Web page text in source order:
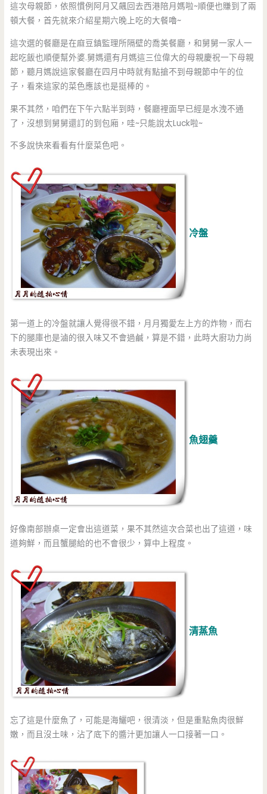
這次母親節，依照慣例阿月又飆回去西港陪月媽啦~順便也賺到了兩
頓大餐，首先就來介紹星期六晚上吃的大餐嚕~
這次選的餐廳是在麻豆鎮監理所隔壁的喬美餐廳，和舅舅一家人一
起吃飯也順便幫外婆.舅媽還有月媽這三位偉大的母親慶祝一下母親
節，聽月媽說這家餐廳在四月中時就有點搶不到母親節中午的位
子，看來這家的菜色應該也是挺棒的。
果不其然，咱們在下午六點半到時，餐廳裡面早已經是水洩不通
了，沒想到舅舅還訂的到包廂，哇~只能說太Luck啦~
不多說快來看看有什麼菜色吧。
冷盤
第一道上的冷盤就讓人覺得很不錯，月月獨愛左上方的炸物，而右
下的腿庫也是滷的很入味又不會過鹹，算是不錯，此時大廚功力尚
未表現出來。
魚翅羹
好像南部辦桌一定會出這道菜，果不其然這次合菜也出了這道，味
道夠鮮，而且蟹腿給的也不會很少，算中上程度。
清蒸魚
忘了這是什麼魚了，可能是海鱺吧，很清淡，但是重點魚肉很鮮
嫩，而且沒土味，沾了底下的醬汁更加讓人一口接著一口。